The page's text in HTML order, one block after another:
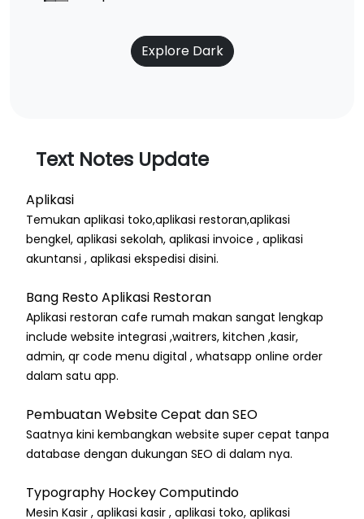
Explore Dark
Text Notes Update
Aplikasi
Temukan aplikasi toko,aplikasi restoran,aplikasi
bengkel, aplikasi sekolah, aplikasi invoice , aplikasi
akuntansi , aplikasi ekspedisi disini.
Bang Resto Aplikasi Restoran
Aplikasi restoran cafe rumah makan sangat lengkap
include website integrasi ,waitrers, kitchen ,kasir,
admin, qr code menu digital , whatsapp online order
dalam satu app.
Pembuatan Website Cepat dan SEO
Saatnya kini kembangkan website super cepat tanpa
database dengan dukungan SEO di dalam nya.
Typography Hockey Computindo
Mesin Kasir , aplikasi kasir , aplikasi toko, aplikasi